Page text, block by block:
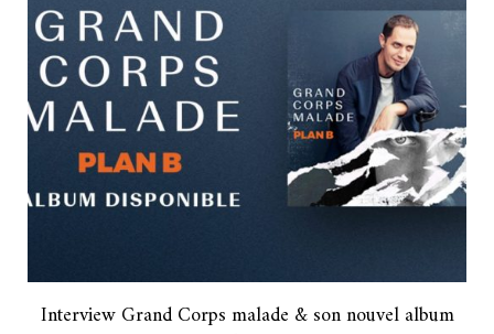
Interview Grand Corps malade & son nouvel album